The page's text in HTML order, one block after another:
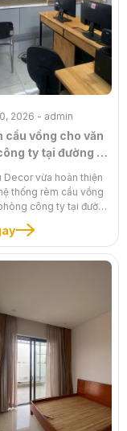
2026 - admin
cầu vồng cho văn
ty tại đường Y
Decor vừa hoàn thiện
thống rèm cầu vồng
công ty tại đường